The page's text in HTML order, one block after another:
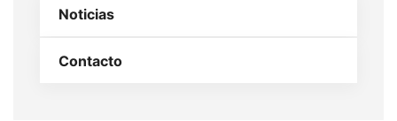
Noticias
Contacto